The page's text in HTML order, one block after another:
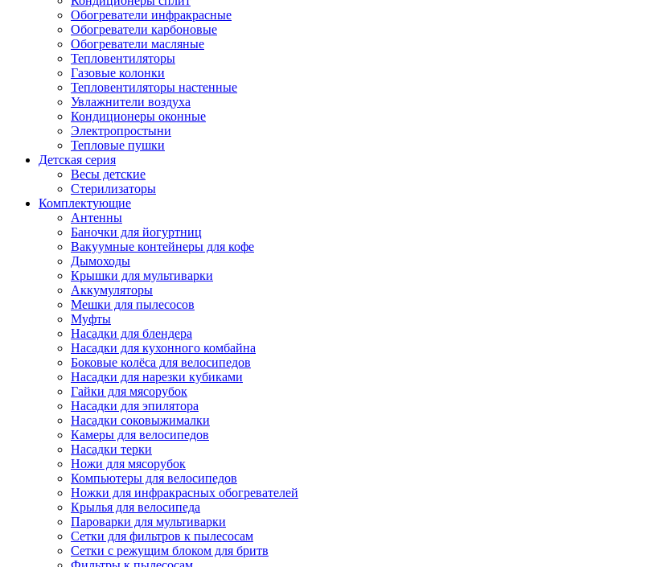
Обогреватели инфракрасные
Обогреватели карбоновые
Обогреватели масляные
Тепловентиляторы
Газовые колонки
Тепловентиляторы настенные
Увлажнители воздуха
Кондиционеры оконные
Электропростыни
Тепловые пушки
Детская серия
Весы детские
Стерилизаторы
Комплектующие
Антенны
Баночки для йогуртниц
Вакуумные контейнеры для кофе
Дымоходы
Крышки для мультиварки
Аккумуляторы
Мешки для пылесосов
Муфты
Насадки для блендера
Насадки для кухонного комбайна
Боковые колёса для велосипедов
Насадки для нарезки кубиками
Гайки для мясорубок
Насадки для эпилятора
Насадки соковыжималки
Камеры для велосипедов
Насадки терки
Ножи для мясорубок
Компьютеры для велосипедов
Ножки для инфракрасных обогревателей
Крылья для велосипеда
Пароварки для мультиварки
Сетки для фильтров к пылесосам
Сетки с режущим блоком для бритв